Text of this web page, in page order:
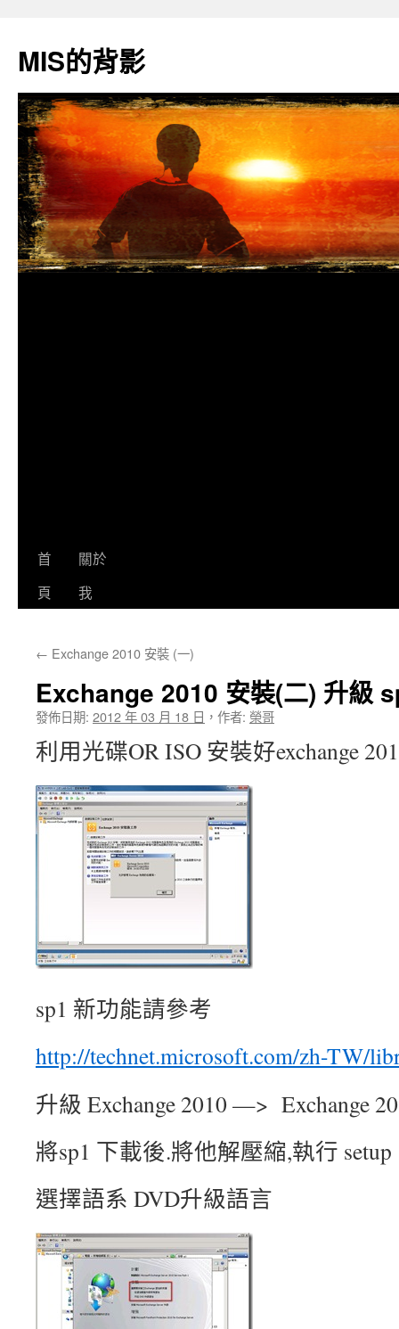
主
要
容
MIS的背影
首
頁
關於
我
← Exchange 2010 安裝 (一)
Exchange 2010 安裝(二) 升級
發佈日期: 2012 年 03 月 18 日 ， 作者: 榮哥
利用光碟OR ISO 安裝好exchange
sp1 新功能請參考
http://technet.microsoft.com/zh-TW/
升級 Exchange 2010 —> Exchange
將sp1 下載後.將他解壓縮,執行
選擇語系 DVD升級語言